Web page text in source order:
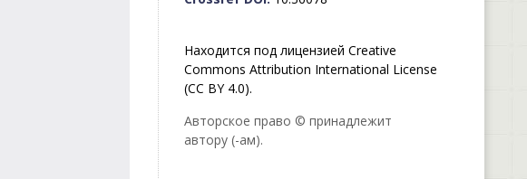
Находится под лицензией Creative
Commons Attribution International License
(CC BY 4.0).
Авторское право © принадлежит
автору (-ам).